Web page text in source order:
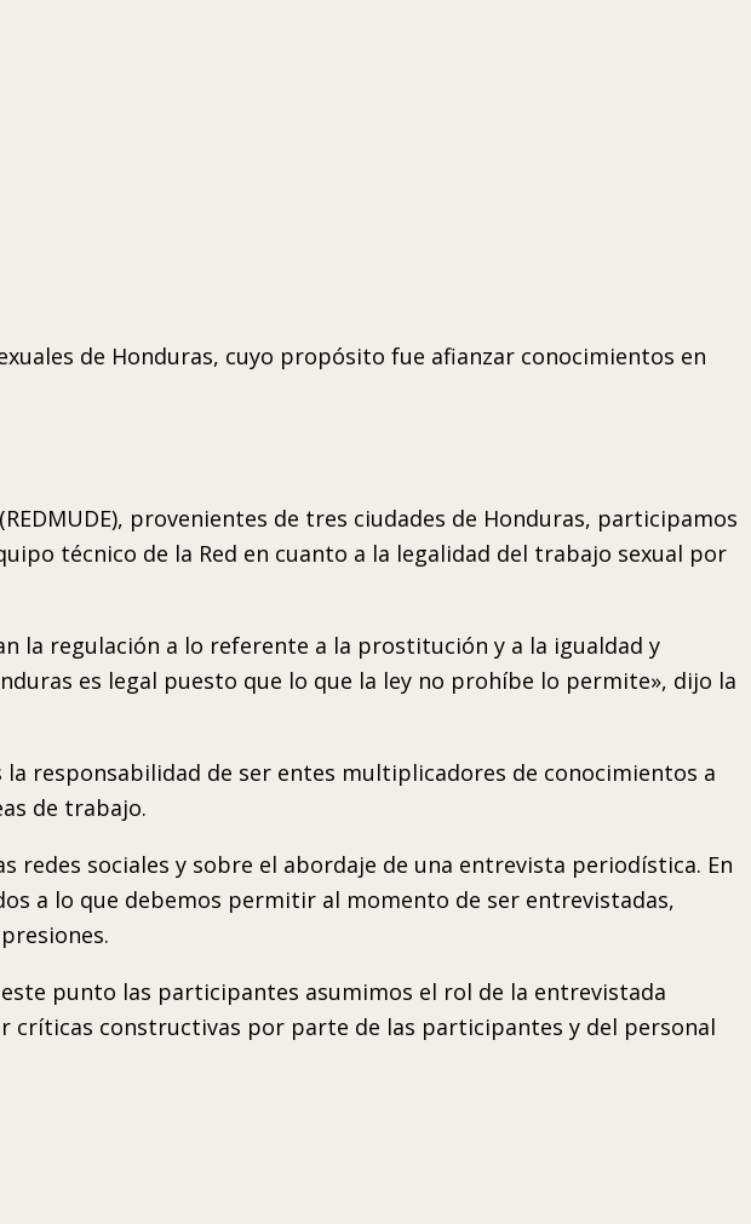
de Honduras, cuyo propósito fue afianzar conocimientos en
provenientes de tres ciudades de Honduras, participamos
técnico de la Red en cuanto a la legalidad del trabajo sexual por
la regulación a lo referente a la prostitución y a la igualdad y
es legal puesto que lo que la ley no prohíbe lo permite», dijo la
responsabilidad de ser entes multiplicadores de conocimientos a
de trabajo.
sociales y sobre el abordaje de una entrevista periodística. En
a lo que debemos permitir al momento de ser entrevistadas,
punto las participantes asumimos el rol de la entrevistada
críticas constructivas por parte de las participantes y del personal